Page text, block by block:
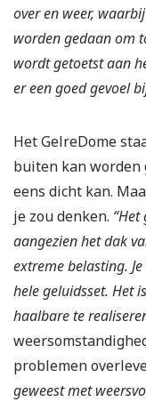
over en weer,
worden gedaan om
wordt getoetst aan
er een goed gevoel
Het GelreDome
buiten kan worden
eens dicht kan.
je zou denken.
aangezien het dak
extreme belasting.
hele geluidsset. Het
haalbare te
problemen
geweest met